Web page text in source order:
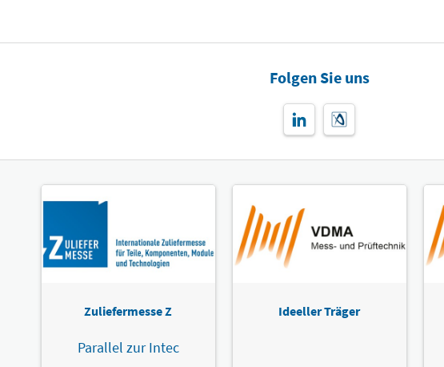
Folgen Sie uns
Zuliefermesse Z
Parallel zur Intec
Ideeller Träger